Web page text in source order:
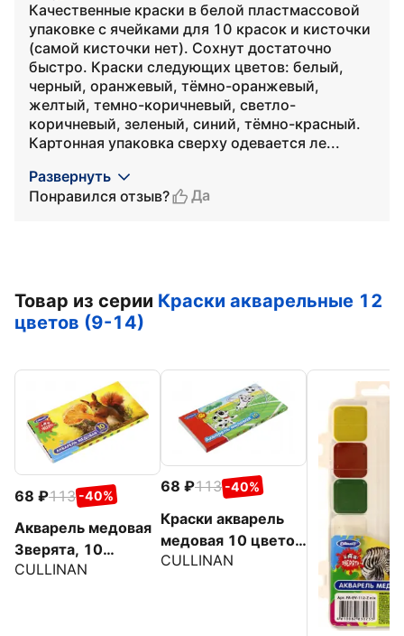
Качественные краски в белой пластмассовой
упаковке с ячейками для 10 красок и кисточки
(самой кисточки нет). Сохнут достаточно
быстро. Краски следующих цветов: белый,
черный, оранжевый, тёмно-оранжевый,
желтый, темно-коричневый, светло-
коричневый, зеленый, синий, тёмно-красный.
Картонная упаковка сверху одевается ле...
Развернуть
Понравился отзыв?
Да
Товар из серии Краски акварельные 12
цветов (9-14)
68 113 -40%
Акварель медовая
Зверята, 10
цветов, без кисти
CULLINAN
68 113 -40%
Краски акварель
медовая 10 цветов
(FA-010-DALM)
CULLINAN